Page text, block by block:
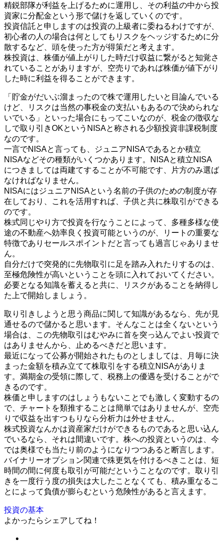
精鋭部隊が利益を上げるために運用し、その利益の中から投
資家に分配金という形で儲けを返していくのです。
投資信託と申しますのは投資の上級者に委ねるわけですが、
初心者の人の場合は何としてもリスクをヘッジするために分
散するなど、頭を使った方が得策だと考えます。
株投資は、株価が値上がりした時だけ収益に繋がると知覚さ
れていることがありますが、空売りであれば株価が値下がり
した時に利益を得ることができます。
「貯金がだいぶ溜まったので株で運用したいと目論んでいる
けど、リスクは当然の事税金の支払いもあるので決められな
いでいる」といった場合にもってこいなのが、税金の徴収な
しで取り引きOKというNISAと称される少額投資非課税制度
なのです。
一言でNISAと言っても、ジュニアNISAであるとか積立
NISAなどその種類がいくつかあります。NISAと積立NISA
につきましては両建てすることが不可能です、片方のみ選ば
なければなりません。
NISAにはジュニアNISAという名前の子供のための制度が存
在しており、これを活用すれば、子供と共に株取引ができる
のです。
株式同じやり方で投資を行なうことによって、多種多様な使
途の不動産へ効率良く投資可能というのが、リートの重要な
特徴でありセールスポイントだと言っても過言じゃありませ
ん。
自分だけで突発的に先物取引に足を踏み入れたりするのは、
至極危険性が高いということを頭に入れておいてください。
必要となる知識を蓄えると共に、リスクがあることを納得し
た上で開始しましょう。
取り引きしようと思う商品に関して知識があるなら、先が見
通せるので儲かると思います。そんなことは全くないという
場合は、この先物取引はむやみに首を突っ込んでよい投資で
はありませんから、止めるべきだと思います。
最近になって公募が開始されたものとしましては、月毎に決
まった金額を積み立てて株取引をする積立NISAがありま
す。満期金の受領に際して、税務上の優遇を受けることがで
きるのです。
株価と申しますのはしょうもないことでも激しく変動するの
で、チャートを類推することは簡単ではありませんが、空売
りで収益を出すつもりなら分析力は外せません。
株式投資なんかは資産家だけができるものであると思い込ん
でいるなら、それは間違いです。株への投資というのは、今
では奥様でも当たり前のようになりつつあると断言します。
バイナリーオプション関連で殊更気を付けるべきことは、短
時間の間に何度も取引が可能だということなのです。取り引
きを一度行う度の損失は大したことなくても、積み重なるこ
とによって負債が膨らむという危険性があると言えます。
投資の基本
よかったらシェアしてね！